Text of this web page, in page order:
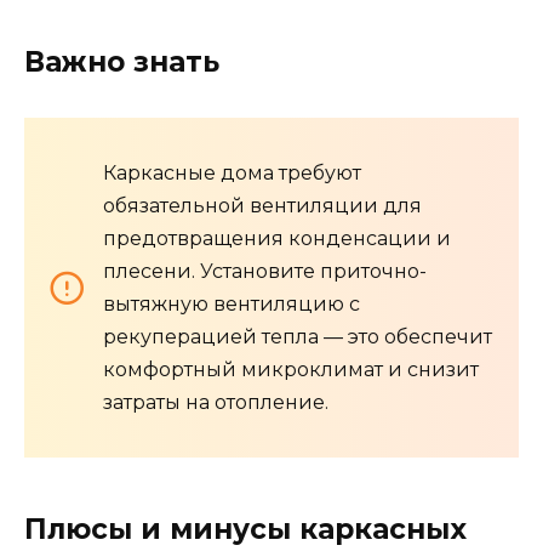
Важно знать
Каркасные дома требуют
обязательной вентиляции для
предотвращения конденсации и
плесени. Установите приточно-
вытяжную вентиляцию с
рекуперацией тепла — это обеспечит
комфортный микроклимат и снизит
затраты на отопление.
Плюсы и минусы каркасных